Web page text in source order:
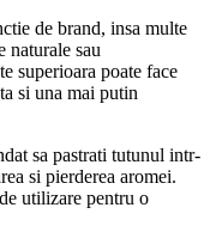
de brand, insa multe
naturale sau
superioara poate face
si una mai putin
sa pastrati tutunul intr-
si pierderea aromei.
utilizare pentru o